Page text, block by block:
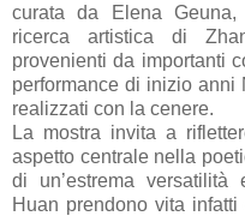
curata da Elena Geuna,
ricerca artistica di
provenienti da importanti
performance di inizio anni
realizzati con la cenere.
La mostra invita a
aspetto centrale nella
di un’estrema
Huan prendono vita